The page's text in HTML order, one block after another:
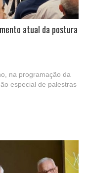
atual da postura
na programação da
especial de palestras